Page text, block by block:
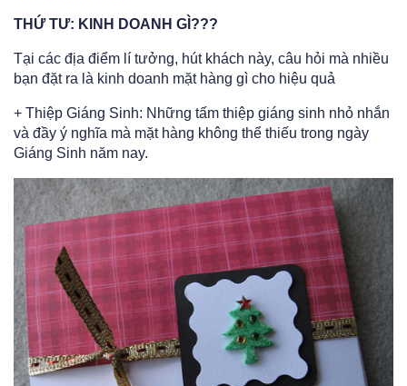
THỨ TƯ: KINH DOANH GÌ???
Tại các địa điểm lí tưởng, hút khách này, câu hỏi mà nhiều
bạn đặt ra là kinh doanh mặt hàng gì cho hiệu quả
+ Thiệp Giáng Sinh: Những tấm thiệp giáng sinh nhỏ nhắn
và đầy ý nghĩa mà mặt hàng không thể thiếu trong ngày
Giáng Sinh năm nay.